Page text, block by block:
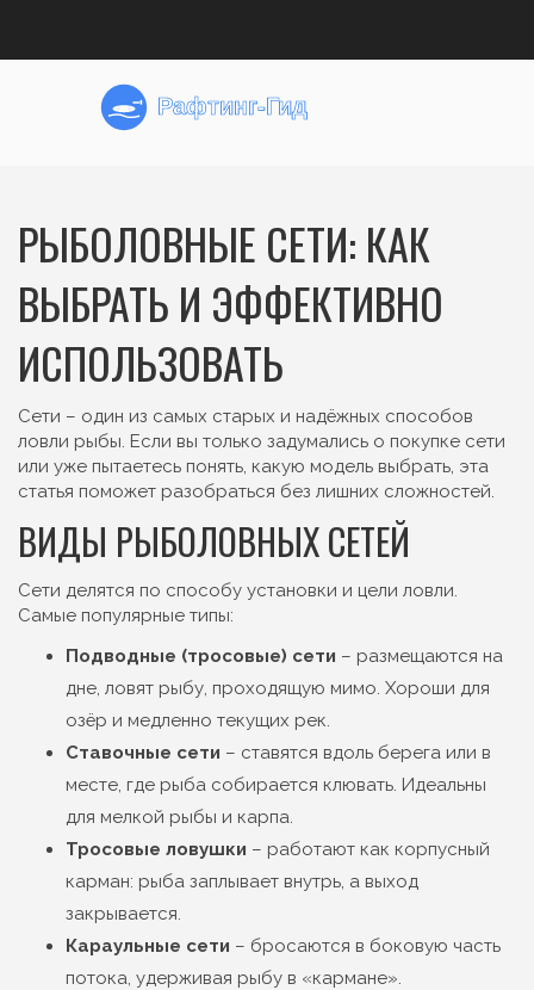
РЫБОЛОВНЫЕ СЕТИ: КАК
ВЫБРАТЬ И ЭФФЕКТИВНО
ИСПОЛЬЗОВАТЬ
Сети – один из самых старых и надёжных способов
ловли рыбы. Если вы только задумались о покупке сети
или уже пытаетесь понять, какую модель выбрать, эта
статья поможет разобраться без лишних сложностей.
ВИДЫ РЫБОЛОВНЫХ СЕТЕЙ
Сети делятся по способу установки и цели ловли.
Самые популярные типы:
Подводные (тросовые) сети – размещаются на
дне, ловят рыбу, проходящую мимо. Хороши для
озёр и медленно текущих рек.
Ставочные сети – ставятся вдоль берега или в
месте, где рыба собирается клювать. Идеальны
для мелкой рыбы и карпа.
Тросовые ловушки – работают как корпусный
карман: рыба заплывает внутрь, а выход
закрывается.
Караульные сети – бросаются в боковую часть
потока, удерживая рыбу в «кармане».